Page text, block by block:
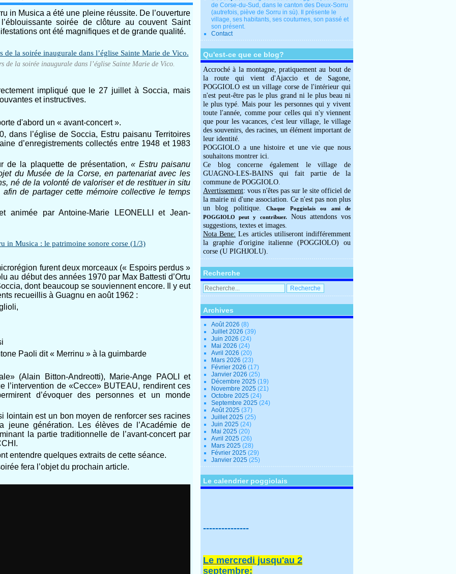
in Musica a été une pleine réussite. De l’ouverture
soirée de clôture au couvent Saint
ont été magnifiques et de grande qualité.
de la soirée inaugurale dans l’église Sainte Marie de Vico.
impliqué que le 27 juillet à Soccia, mais
et instructives.
d'abord un « avant-concert ».
dans l’église de Soccia, Estru paisanu Territoires
d’enregistrements collectés entre 1948 et 1983
de la plaquette de présentation, « Estru paisanu
du Musée de la Corse, en partenariat avec les
né de la volonté de valoriser et de restituer in situ
de partager cette mémoire collective le temps
animée par Antoine-Marie LEONELLI et Jean-
furent deux morceaux (« Espoirs perdus »
au début des années 1970 par Max Battesti d’Ortu
dont beaucoup se souviennent encore. Il y eut
recueillis à Guagnu en août 1962 :
Paoli dit « Merrinu » à la guimbarde
(Alain Bitton-Andreotti), Marie-Ange PAOLI et
l’intervention de «Cecce» BUTEAU, rendirent ces
d’évoquer des personnes et un monde
lointain est un bon moyen de renforcer ses racines
génération. Les élèves de l’Académie de
la partie traditionnelle de l’avant-concert par
entendre quelques extraits de cette séance.
fera l’objet du prochain article.
de Corse-du-Sud, dans le canton des Deux-Sorru
(autrefois, piève de Sorru in sù). Il présente le
village, ses habitants, ses coutumes, son passé et
son présent.
Contact
Qu'est-ce que ce blog?
Accroché à la montagne, pratiquement au bout de
la route qui vient d'Ajaccio et de Sagone,
POGGIOLO est un village corse de l'intérieur qui
n'est peut-être pas le plus grand ni le plus beau ni
le plus typé. Mais pour les personnes qui y vivent
toute l'année, comme pour celles qui n'y viennent
que pour les vacances, c'est leur village, le village
des souvenirs, des racines, un élément important de
leur identité.
POGGIOLO a une histoire et une vie que nous
souhaitons montrer ici.
Ce blog concerne également le village de
GUAGNO-LES-BAINS qui fait partie de la
commune de POGGIOLO.
Avertissement: vous n'êtes pas sur le site officiel de
la mairie ni d'une association. Ce n'est pas non plus
un blog politique.Chaque Poggiolais ou ami de
POGGIOLO peut y contribuer.Nous attendons vos
suggestions, textes et images.
Nota Bene: Les articles utiliseront indifféremment
la graphie d'origine italienne (POGGIOLO) ou
corse (U PIGHJOLU).
Recherche
Archives
Août 2026 (8)
Juillet 2026 (39)
Juin 2026 (24)
Mai 2026 (24)
Avril 2026 (20)
Mars 2026 (23)
Février 2026 (17)
Janvier 2026 (25)
Décembre 2025 (19)
Novembre 2025 (21)
Octobre 2025 (24)
Septembre 2025 (24)
Août 2025 (37)
Juillet 2025 (25)
Juin 2025 (24)
Mai 2025 (20)
Avril 2025 (26)
Mars 2025 (28)
Février 2025 (29)
Janvier 2025 (25)
Le calendrier poggiolais
---------------
Le mercredi jusqu'au 2
septembre: